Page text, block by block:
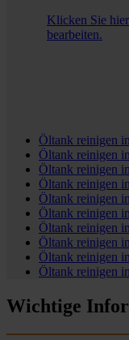
Klicken Sie
bearbeiten.
Öltank reinigen in
Öltank reinigen in
Öltank reinigen in
Öltank reinigen in
Öltank reinigen in
Öltank reinigen in
Öltank reinigen in
Öltank reinigen in
Öltank reinigen in
Öltank reinigen in
Wichtige